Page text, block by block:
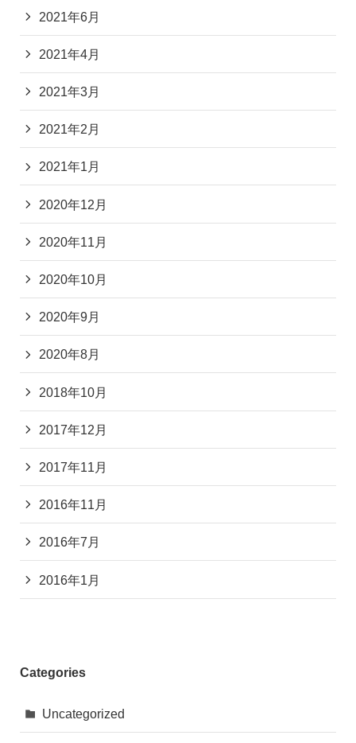
2021年6月
2021年4月
2021年3月
2021年2月
2021年1月
2020年12月
2020年11月
2020年10月
2020年9月
2020年8月
2018年10月
2017年12月
2017年11月
2016年11月
2016年7月
2016年1月
Categories
Uncategorized